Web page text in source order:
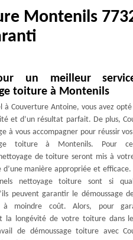
Montenils
un meilleur
toiture à Montenils
à Couverture Antoine, vous avez
et d’un résultat parfait. De plus,
à vous accompagner pour réussir
toiture à Montenils. Pour
de toiture seront mis à
d’une manière appropriée et efficace.
nettoyage toiture sont si
peuvent garantir le démoussage
à moindre coût. Alors, pour
la longévité de votre toiture dans
de démoussage toiture avec